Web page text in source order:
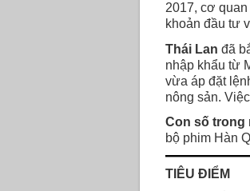
2017, cơ
khoản đầu tư
Thái Lan đã
nhập khẩu từ
vừa áp đặt
nông sản.
Con số trong
bộ phim Hàn
TIÊU ĐIỂM